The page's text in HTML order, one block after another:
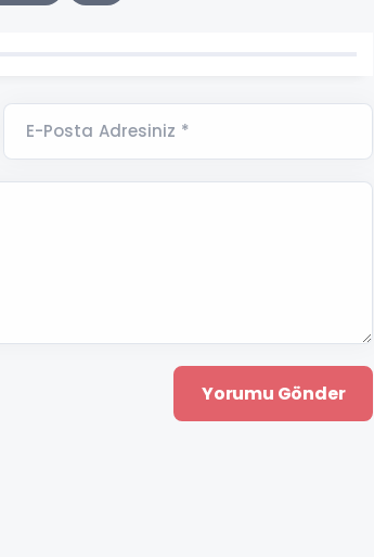
E-Posta Adresiniz *